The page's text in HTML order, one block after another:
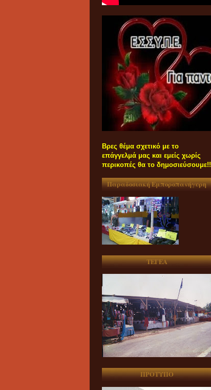
Βρες θέμα σχετικό με το
επάγγελμά μας και εμείς χωρίς
περικοπές θα το δημοσιεύσουμε!!
Παραδοσιακή Εμποροπανήγυρη
ΤΕΓΕΑ
ΠΡΟΤΥΠΟ